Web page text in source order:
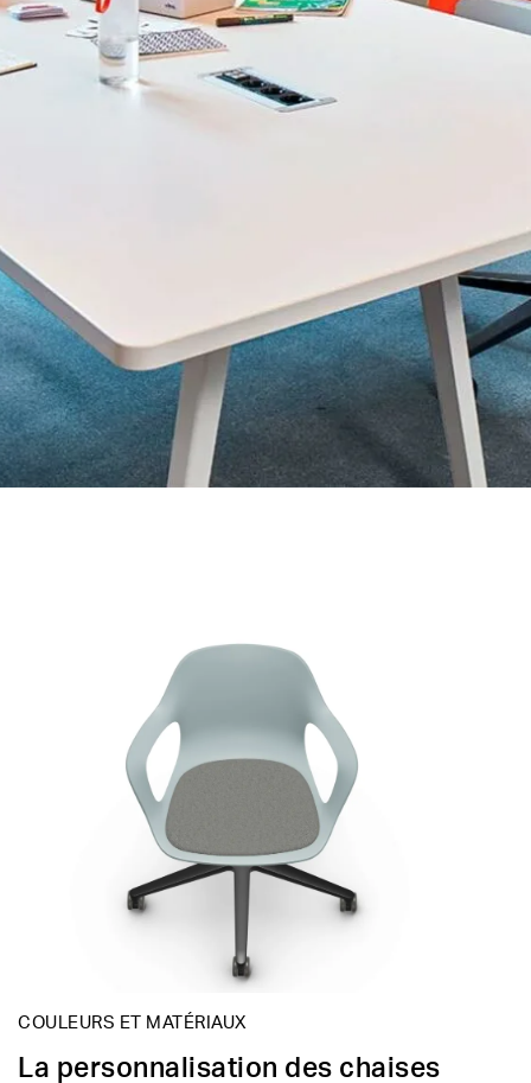
COULEURS ET MATÉRIAUX
La personnalisation des chaises